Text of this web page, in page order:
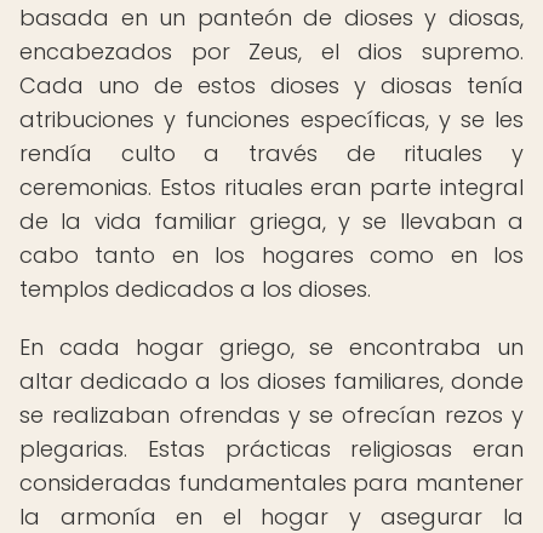
basada en un panteón de dioses y diosas,
encabezados por Zeus, el dios supremo.
Cada uno de estos dioses y diosas tenía
atribuciones y funciones específicas, y se les
rendía culto a través de rituales y
ceremonias. Estos rituales eran parte integral
de la vida familiar griega, y se llevaban a
cabo tanto en los hogares como en los
templos dedicados a los dioses.
En cada hogar griego, se encontraba un
altar dedicado a los dioses familiares, donde
se realizaban ofrendas y se ofrecían rezos y
plegarias. Estas prácticas religiosas eran
consideradas fundamentales para mantener
la armonía en el hogar y asegurar la